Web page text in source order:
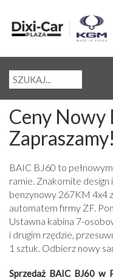
Ceny Nowy
Zapraszamy!
BAIC BJ60 to
ramie. Znakomite
benzynowy 267KM 4x4
automatem firmy ZF.
Ustawna kabina 7-
i drugim rzędzie,
1 sztuk. Odbierz nowy
Sprzedaż BAIC BJ60 w